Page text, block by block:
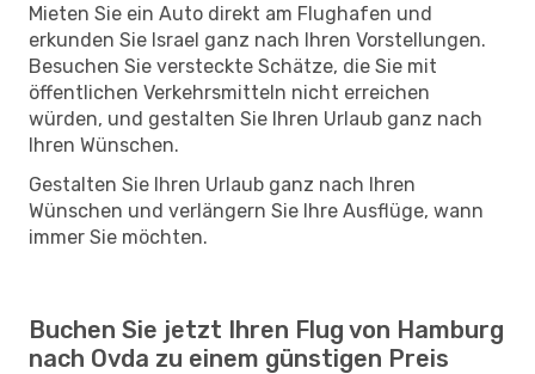
Mieten Sie ein Auto direkt am Flughafen und
erkunden Sie Israel ganz nach Ihren Vorstellungen.
Besuchen Sie versteckte Schätze, die Sie mit
öffentlichen Verkehrsmitteln nicht erreichen
würden, und gestalten Sie Ihren Urlaub ganz nach
Ihren Wünschen.
Gestalten Sie Ihren Urlaub ganz nach Ihren
Wünschen und verlängern Sie Ihre Ausflüge, wann
immer Sie möchten.
Buchen Sie jetzt Ihren Flug von Hamburg
nach Ovda zu einem günstigen Preis